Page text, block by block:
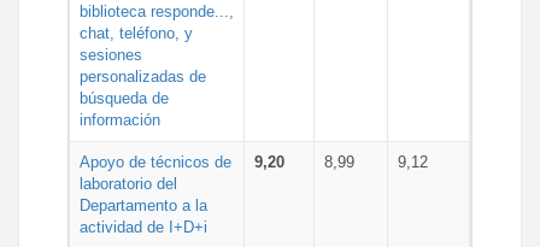
biblioteca responde...,
chat, teléfono, y
sesiones
personalizadas de
búsqueda de
información
Apoyo de técnicos de
laboratorio del
Departamento a la
actividad de I+D+i
9,20 8,99 9,12